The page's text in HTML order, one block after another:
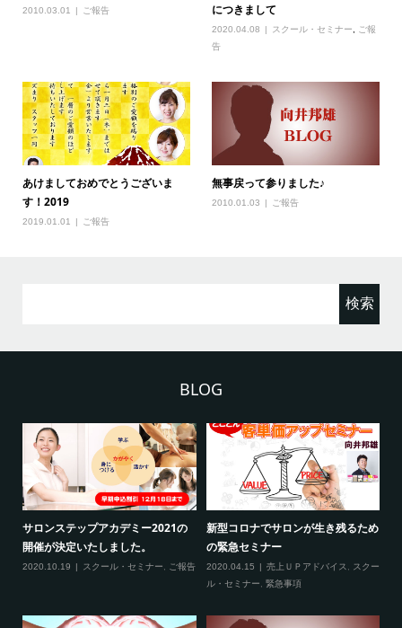
2010.03.01 ご報告
につきまして
2020.04.08 スクール・セミナー
ご報
告
あけましておめでとうございま
す！2019
2019.01.01 ご報告
無事戻って参りました♪
2010.01.03 ご報告
BLOG
新型コロナ対策につきまして（ご来
場される方へ）
2020.02.27 スクール・セミナー, 緊急事
3月の限定メニュー技術講習の内容
2020.02.20 スクール・セミナー